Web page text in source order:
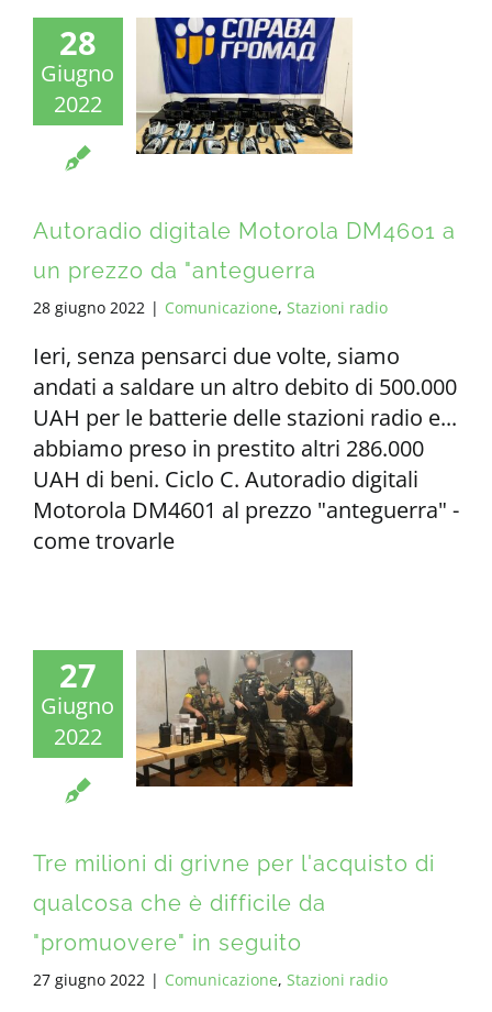
28
Giugno
2022
Autoradio digitale Motorola DM4601 a
un prezzo da "anteguerra
28 giugno 2022 | Comunicazione, Stazioni radio
Ieri, senza pensarci due volte, siamo
andati a saldare un altro debito di 500.000
UAH per le batterie delle stazioni radio e...
abbiamo preso in prestito altri 286.000
UAH di beni. Ciclo C. Autoradio digitali
Motorola DM4601 al prezzo "anteguerra" -
come trovarle
27
Giugno
2022
Tre milioni di grivne per l'acquisto di
qualcosa che è difficile da
"promuovere" in seguito
27 giugno 2022 | Comunicazione, Stazioni radio